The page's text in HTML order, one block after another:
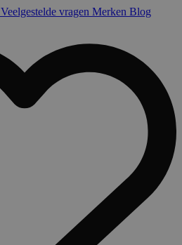
Veelgestelde vragen Merken Blog